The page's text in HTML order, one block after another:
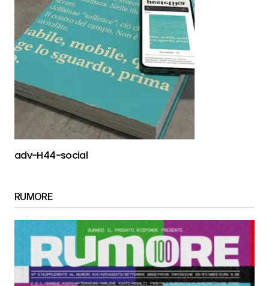
adv-H44-social
RUMORE